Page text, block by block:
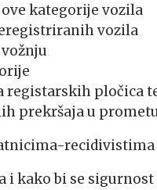
kategorije vozila
vozila
registarskih pločica
prekršaja u
i kako bi se